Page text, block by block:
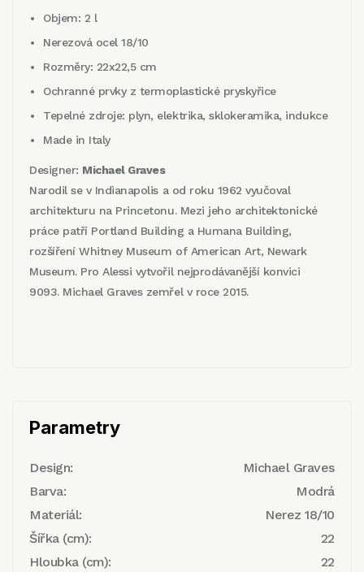
Objem: 2 l
Nerezová ocel 18/10
Rozměry: 22x22,5 cm
Ochranné prvky z termoplastické pryskyřice
Tepelné zdroje: plyn, elektrika, sklokeramika, indukce
Made in Italy
Designer: Michael Graves
Narodil se v Indianapolis a od roku 1962 vyučoval
architekturu na Princetonu. Mezi jeho architektonické
práce patří Portland Building a Humana Building,
rozšíření Whitney Museum of American Art, Newark
Museum. Pro Alessi vytvořil nejprodávanější konvici
9093. Michael Graves zemřel v roce 2015.
Parametry
Design:
Michael Graves
Barva:
Modrá
Materiál:
Nerez 18/10
Šířka (cm):
22
Hloubka (cm):
22